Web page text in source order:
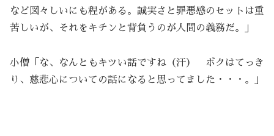
など図々しいにも程がある。誠実さと罪悪感のセットは重
苦しいが、それをキチンと背負うのが人間の義務だ。」
小僧「な、なんともキツい話ですね（汗） ボクはてっき
り、慈悲心についての話になると思ってました・・・。」